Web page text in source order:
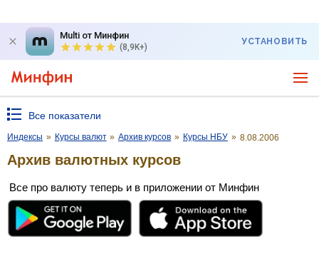
Multi от Минфин
(8,9K+)
УСТАНОВИТЬ
Все показатели
Индексы » Курсы валют » Архив курсов » Курсы НБУ » 8.08.2006
Архив валютных курсов
Все про валюту теперь и в приложении от Минфин